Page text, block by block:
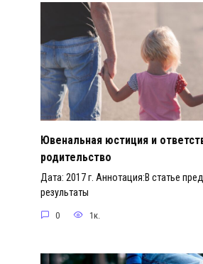
Ювенальная юстиция и
родительство
Дата: 2017 г. Аннотация:В статье
результаты
0 1к.